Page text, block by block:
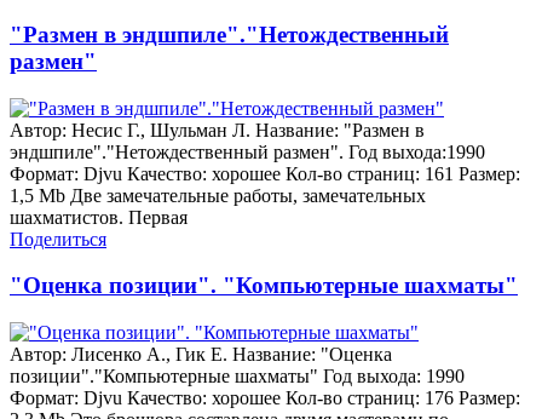
"Размен в эндшпиле"."Нетождественный
размен"
Автор: Несис Г., Шульман Л. Название: "Размен в
эндшпиле"."Нетождественный размен". Год выхода:1990
Формат: Djvu Качество: хорошее Кол-во страниц: 161 Размер:
1,5 Mb Две замечательные работы, замечательных
шахматистов. Первая
Поделиться
"Оценка позиции". "Компьютерные шахматы"
Автор: Лисенко А., Гик Е. Название: "Оценка
позиции"."Компьютерные шахматы" Год выхода: 1990
Формат: Djvu Качество: хорошее Кол-во страниц: 176 Размер: